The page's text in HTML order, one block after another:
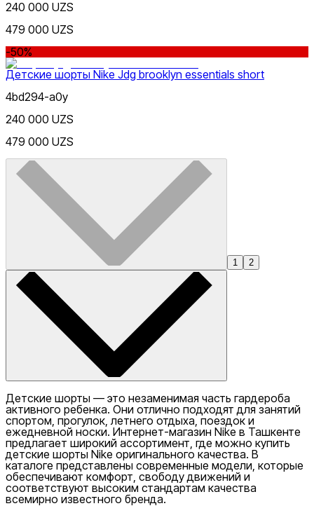
240 000 UZS
479 000 UZS
-50%
Детские шорты Nike Jdg brooklyn essentials short
4bd294-a0y
240 000 UZS
479 000 UZS
1 2
Детские шорты — это незаменимая часть гардероба
активного ребенка. Они отлично подходят для занятий
спортом, прогулок, летнего отдыха, поездок и
ежедневной носки. Интернет-магазин Nike в Ташкенте
предлагает широкий ассортимент, где можно купить
детские шорты Nike оригинального качества. В
каталоге представлены современные модели, которые
обеспечивают комфорт, свободу движений и
соответствуют высоким стандартам качества
всемирно известного бренда.